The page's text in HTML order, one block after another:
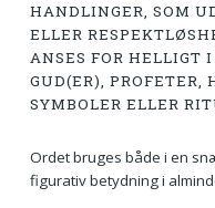
HANDLINGER, SOM
ELLER
ANSES FOR HELLIGT
GUD(ER), PROFETER,
SYMBOLER ELLER
Ordet bruges både i en
figurativ betydning i